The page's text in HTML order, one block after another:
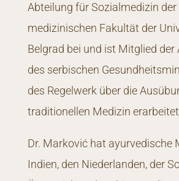
Abteilung für Sozialmedizin der
medizinischen Fakultät der
Belgrad bei und ist Mitglied der
des serbischen
des Regelwerk über die
traditionellen Medizin
Dr. Marković hat ayurvedische
Indien, den Niederlanden, der